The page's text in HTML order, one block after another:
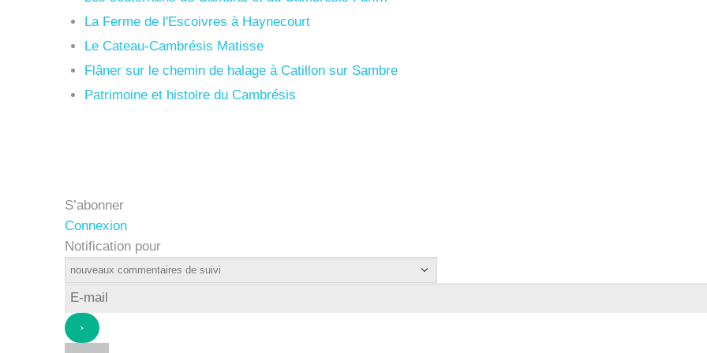
La Ferme de l'Escoivres à Haynecourt
Le Cateau-Cambrésis Matisse
Flâner sur le chemin de halage à Catillon sur Sambre
Patrimoine et histoire du Cambrésis
S’abonner
Connexion
Notification pour